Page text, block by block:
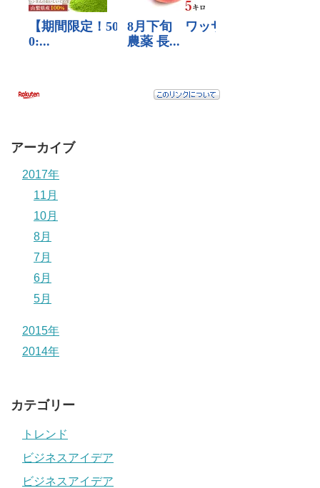
アーカイブ
2017年
11月
10月
8月
7月
6月
5月
2015年
2014年
カテゴリー
トレンド
ビジネスアイデア
ビジネスアイデア